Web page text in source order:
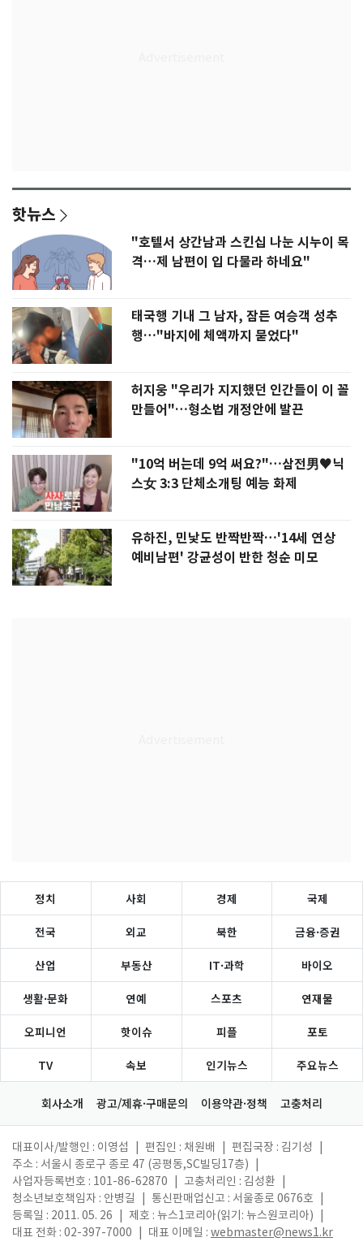
핫뉴스
"호텔서 상간남과 스킨십 나눈 시누이 목
격…제 남편이 입 다물라 하네요"
태국행 기내 그 남자, 잠든 여승객 성추
행…"바지에 체액까지 묻었다"
허지웅 "우리가 지지했던 인간들이 이 꼴
만들어"…형소법 개정안에 발끈
"10억 버는데 9억 써요?"…삼전男♥닉
스女 3:3 단체소개팅 예능 화제
유하진, 민낯도 반짝반짝…'14세 연상
예비남편' 강균성이 반한 청순 미모
정치 사회 경제 국제
전국 외교 북한 금융·증권
산업 부동산 IT·과학 바이오
생활·문화 연예 스포츠 연재물
오피니언 핫이슈 피플 포토
TV 속보 인기뉴스 주요뉴스
회사소개 광고/제휴·구매문의 이용약관·정책 고충처리
대표이사/발행인 : 이영섭 편집인 : 채원배 편집국장 : 김기성
주소 : 서울시 종로구 종로 47 (공평동,SC빌딩17층)
사업자등록번호 : 101-86-62870
고충처리인 : 김성환
청소년보호책임자 : 안병길
통신판매업신고 : 서울종로 0676호
등록일 : 2011. 05. 26
제호 : 뉴스1코리아(읽기: 뉴스원코리아)
대표 전화 : 02-397-7000
대표 이메일 : webmaster@news1.kr